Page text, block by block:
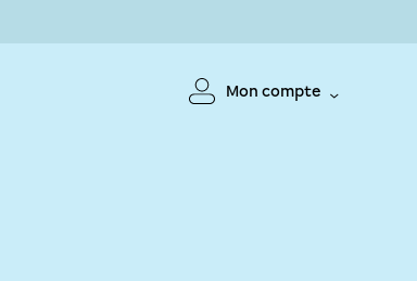
Mon compte